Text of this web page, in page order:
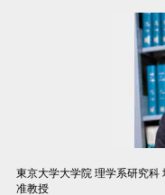
東京大学大学院 理学系研究科
准教授